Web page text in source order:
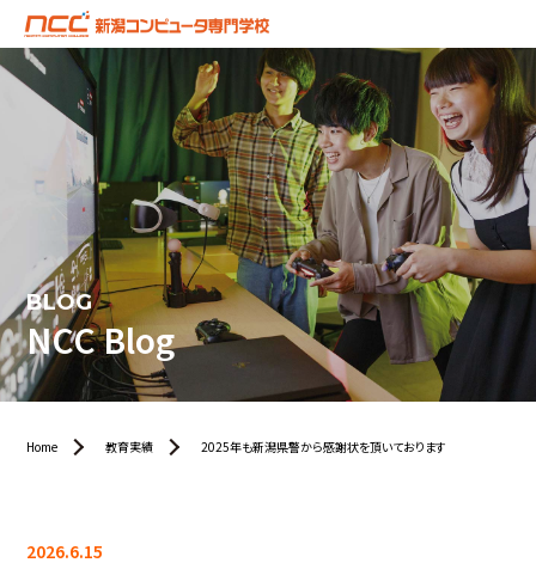
BLOG
NCC Blog
Home 教育実績 2025年も新潟県警から感謝状を頂いております
2026.6.15